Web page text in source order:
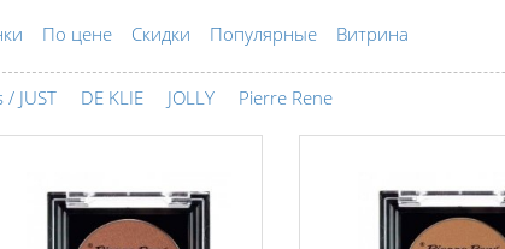
По цене Скидки Популярные Витрина
/ JUST DE KLIE JOLLY Pierre Rene